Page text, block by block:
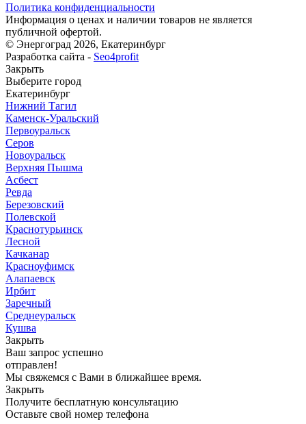
Политика конфиденциальности
Информация о ценах и наличии товаров не является
публичной офертой.
© Энергоград 2026, Екатеринбург
Разработка сайта - Seo4profit
Закрыть
Выберите город
Екатеринбург
Нижний Тагил
Каменск-Уральский
Первоуральск
Серов
Новоуральск
Верхняя Пышма
Асбест
Ревда
Березовский
Полевской
Краснотурьинск
Лесной
Качканар
Красноуфимск
Алапаевск
Ирбит
Заречный
Среднеуральск
Кушва
Закрыть
Ваш запрос успешно
отправлен!
Мы свяжемся с Вами в ближайшее время.
Закрыть
Получите бесплатную консультацию
Оставьте свой номер телефона